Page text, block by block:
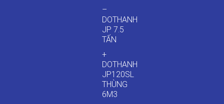
–
DOTHANH
JP 7.5
TẤN
+
DOTHANH
JP120SL
THÙNG
6M3